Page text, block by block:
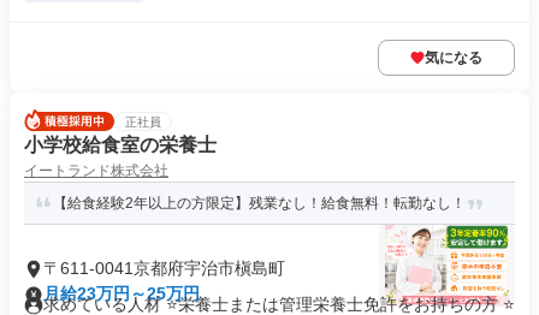
気になる
正社員
小学校給食室の栄養士
イートランド株式会社
【給食経験2年以上の方限定】残業なし！給食無料！転勤なし！
〒611-0041京都府宇治市槇島町
月給23万円～25万円
求めている人材 ⭐栄養士または管理栄養士免許をお持ちの方 ⭐